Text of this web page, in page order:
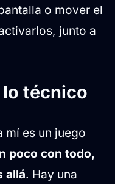
o mover el
junto a
lo técnico
mí es un juego
poco con todo,
allá. Hay una